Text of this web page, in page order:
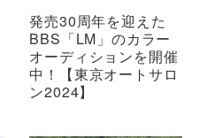
発売30周年を迎えた
BBS「LM」のカラー
オーディションを開催
中！【東京オートサロ
ン2024】